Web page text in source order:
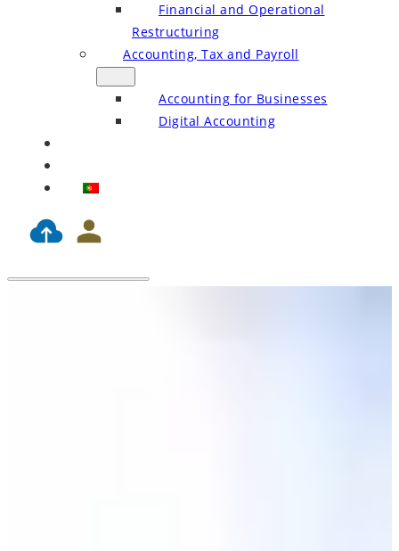
Financial and Operational
Restructuring
Accounting, Tax and Payroll
Accounting for Businesses
Digital Accounting